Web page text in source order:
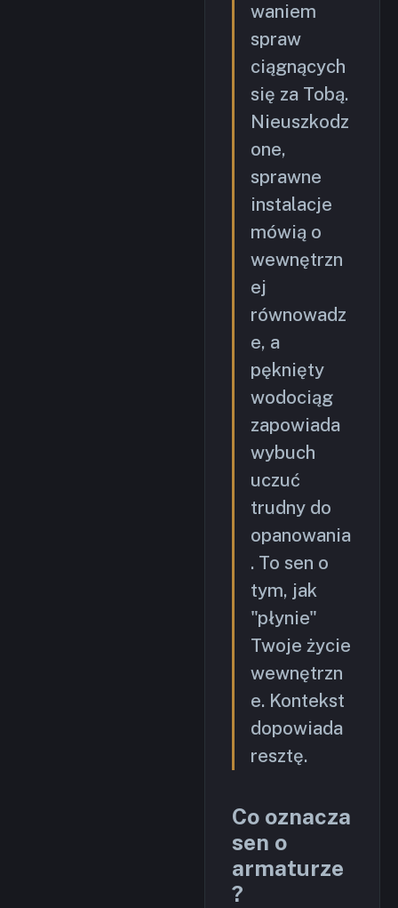
waniem
spraw
ciągnących
się za Tobą.
Nieuszkodz
one,
sprawne
instalacje
mówią o
wewnętrzn
ej
równowadz
e, a
pęknięty
wodociąg
zapowiada
wybuch
uczuć
trudny do
opanowania
. To sen o
tym, jak
"płynie"
Twoje życie
wewnętrzn
e. Kontekst
dopowiada
resztę.
Co oznacza
sen o
armaturze
?